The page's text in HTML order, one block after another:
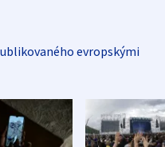
evropskými